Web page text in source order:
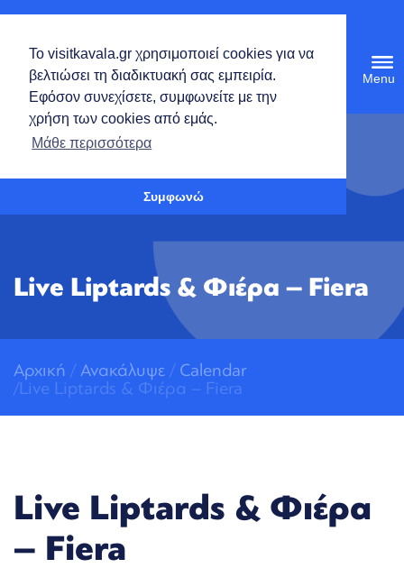
Ανοίξτε τη γραμμή εργαλείων
Το visitkavala.gr χρησιμοποιεί cookies για να
βελτιώσει τη διαδικτυακή σας εμπειρία.
Εφόσον συνεχίσετε, συμφωνείτε με την
χρήση των cookies από εμάς.
Μάθε περισσότερα
Συμφωνώ
Live Liptards & Φιέρα – Fiera
Αρχική / Ανακάλυψε / Calendar
/Live Liptards & Φιέρα – Fiera
Live Liptards & Φιέρα
– Fiera